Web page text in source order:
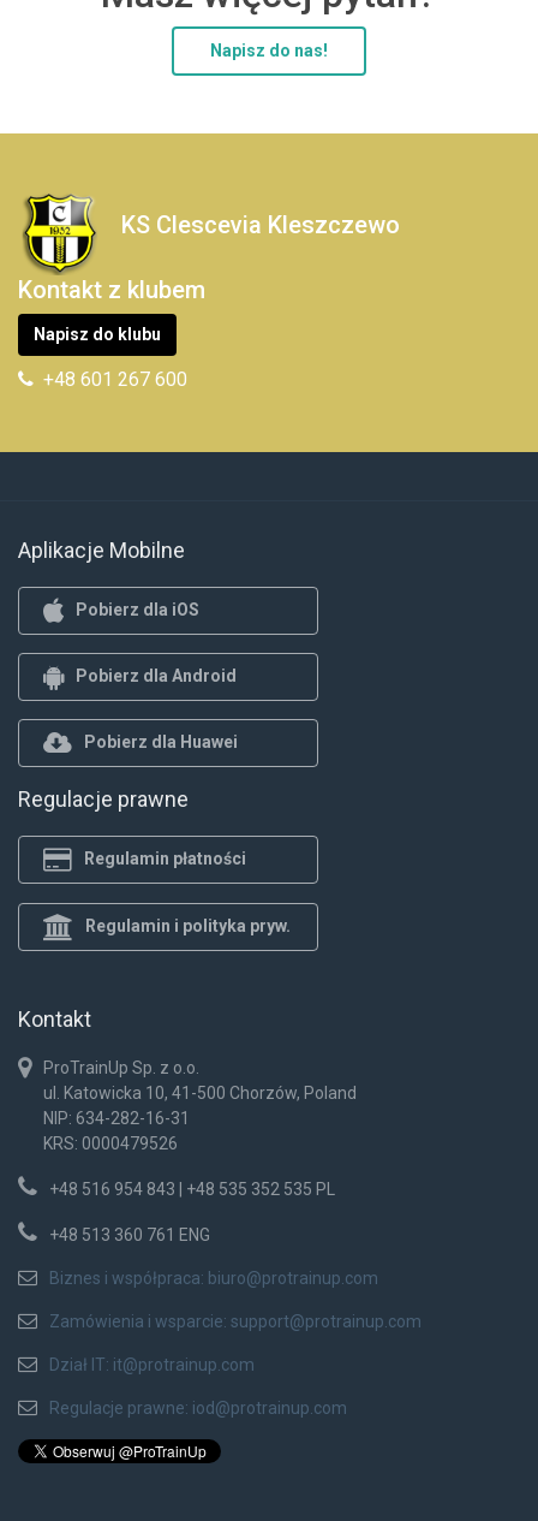
Napisz do nas!
KS Clescevia Kleszczewo
Kontakt z klubem
Napisz do klubu
+48 601 267 600
Aplikacje Mobilne
Pobierz dla iOS
Pobierz dla Android
Pobierz dla Huawei
Regulacje prawne
Regulamin płatności
Regulamin i polityka pryw.
Kontakt
ProTrainUp Sp. z o.o.
ul. Katowicka 10, 41-500 Chorzów, Poland
NIP: 634-282-16-31
KRS: 0000479526
+48 516 954 843 | +48 535 352 535 PL
+48 513 360 761 ENG
Biznes i współpraca: biuro@protrainup.com
Zamówienia i wsparcie: support@protrainup.com
Dział IT: it@protrainup.com
Regulacje prawne: iod@protrainup.com